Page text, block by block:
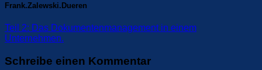
Frank.Zalewski.Dueren
Teil 2: Das Dokumentenmanagement in einem
Unternehmen.
Schreibe einen Kommentar